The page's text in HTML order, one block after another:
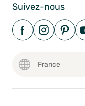
Suivez-nous